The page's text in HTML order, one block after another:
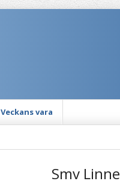
Veckans vara
Smv